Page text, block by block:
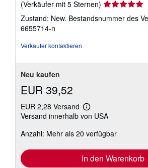
(Verkäufer mit 5 Sternen)
von
Zustand: New. Bestandsnummer des
6655714-n
Verkäufer kontaktieren
Neu kaufen
EUR 39,52
EUR 2,28 Versand
Weitere
Informationen
Versandkosten
Versand innerhalb von USA
Anzahl: Mehr als 20 verfügbar
In den Warenkorb